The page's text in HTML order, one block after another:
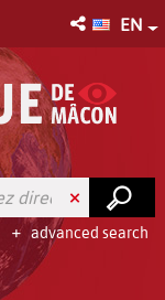
EN
advanced search